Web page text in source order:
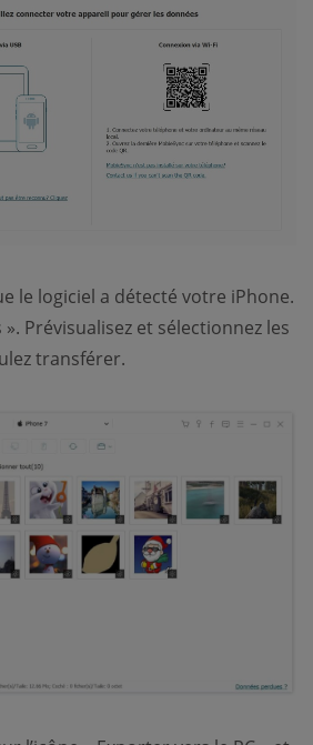
le logiciel a détecté votre iPhone.
Prévisualisez et sélectionnez les
transférer.